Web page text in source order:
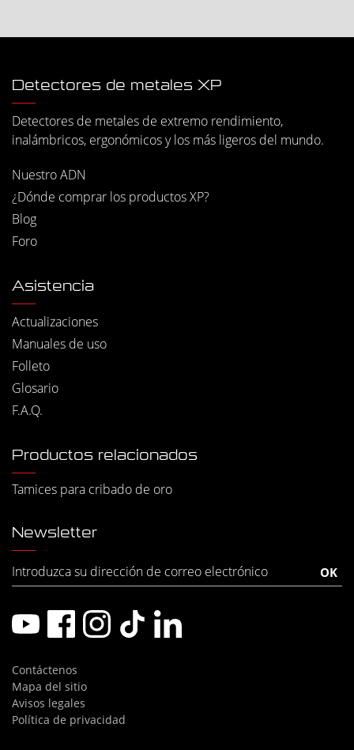
Detectores de metales XP
Detectores de metales de extremo rendimiento,
inalámbricos, ergonómicos y los más ligeros del mundo.
Nuestro ADN
¿Dónde comprar los productos XP?
Blog
Foro
Asistencia
Actualizaciones
Manuales de uso
Folleto
Glosario
F.A.Q.
Productos relacionados
Tamices para cribado de oro
Newsletter
Contáctenos
Mapa del sitio
Avisos legales
Política de privacidad